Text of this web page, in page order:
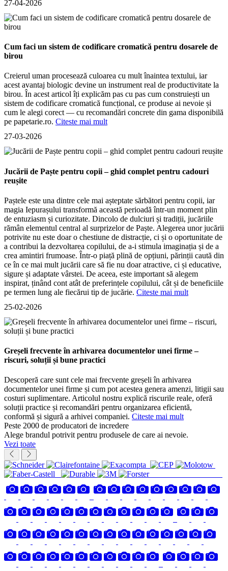
27-04-2026
Cum faci un sistem de codificare cromatică pentru dosarele de
birou
Creierul uman procesează culoarea cu mult înaintea textului, iar
acest avantaj biologic devine un instrument real de productivitate la
birou. În acest articol îți explicăm pas cu pas cum construiești un
sistem de codificare cromatică funcțional, ce produse ai nevoie și
cum le alegi corect — cu recomandări concrete din gama disponibilă
pe papetarie.ro. Citeste mai mult
27-03-2026
Jucării de Paște pentru copii – ghid complet pentru cadouri
reușite
Paștele este una dintre cele mai așteptate sărbători pentru copii, iar
magia Iepurașului transformă această perioadă într-un moment plin
de entuziasm și curiozitate. Dincolo de dulciuri și tradiții, jucăriile
rămân elementul central al surprizelor de Paște. Alegerea unor jucării
potrivite nu este doar o chestiune de distracție, ci și o oportunitate de
a contribui la dezvoltarea copilului, de a-i stimula imaginația și de a
crea amintiri frumoase. Într-o piață plină de opțiuni, părinții caută din
ce în ce mai mult jucării care să fie nu doar atractive, ci și educative,
sigure și adaptate vârstei. De aceea, este important să alegem
inspirat, ținând cont atât de preferințele copilului, cât și de beneficiile
pe termen lung ale fiecărui tip de jucărie. Citeste mai mult
25-02-2026
Greșeli frecvente în arhivarea documentelor unei firme –
riscuri, soluții și bune practici
Descoperă care sunt cele mai frecvente greșeli în arhivarea
documentelor unei firme și cum pot acestea genera amenzi, litigii sau
costuri suplimentare. Articolul nostru explică riscurile reale, oferă
soluții practice și recomandări pentru organizarea eficientă,
conformă și sigură a arhivei companiei. Citeste mai mult
Peste 2000 de producatori de incredere
Alege brandul potrivit pentru produsele de care ai nevoie.
Vezi toate